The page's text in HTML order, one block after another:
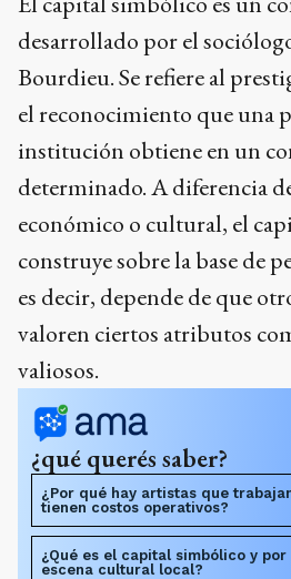
desarrollado por el
Bourdieu. Se refiere al
el reconocimiento que una
institución obtiene en un
determinado. A diferencia
económico o cultural, el
construye sobre la base de
es decir, depende de que
valoren ciertos atributos
valiosos.
¿qué querés saber?
¿Por qué hay artistas que
tienen costos operativos?
¿Qué es el capital simbólico y
escena cultural local?